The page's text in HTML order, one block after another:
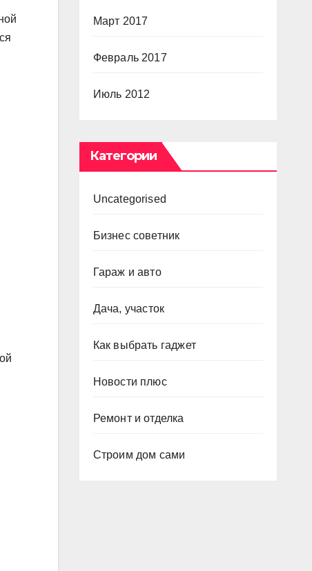
Март 2017
Февраль 2017
Июль 2012
Категории
Uncategorised
Бизнес советник
Гараж и авто
Дача, участок
Как выбрать гаджет
Новости плюс
Ремонт и отделка
Строим дом сами